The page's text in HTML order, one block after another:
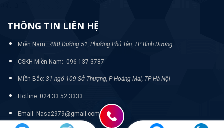
THÔNG TIN LIÊN HỆ
Miền Nam: 480 Đường 51, Phường Phú Tân, TP Bình Dương
CSKH Miền Nam: 096 137 3787
Miền Bắc: 31 ngõ 109 Sở Thượng, P Hoàng Mai, TP Hà Nội
Hotline: 024 33 52 3333
Email: Nasa2979@gmail.com